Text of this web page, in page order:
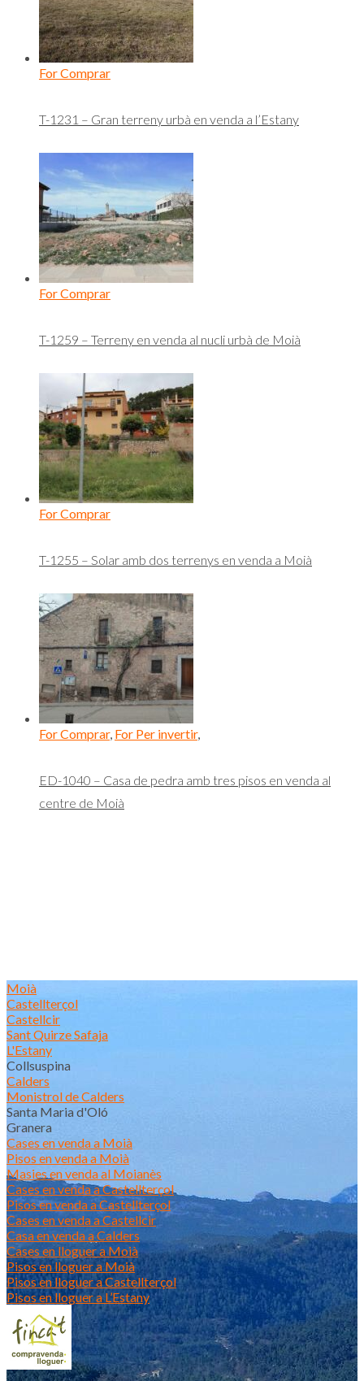
For Comprar
T-1231 – Gran terreny urbà en venda a l’Estany
For Comprar
T-1259 – Terreny en venda al nucli urbà de Moià
For Comprar
T-1255 – Solar amb dos terrenys en venda a Moià
For Comprar, For Per invertir,
ED-1040 – Casa de pedra amb tres pisos en venda al
centre de Moià
Moià
Castellterçol
Castellcir
Sant Quirze Safaja
L'Estany
Collsuspina
Calders
Monistrol de Calders
Santa Maria d'Oló
Granera
Cases en venda a Moià
Pisos en venda a Moià
Masies en venda al Moianès
Cases en venda a Castellterçol
Pisos en venda a Castellterçol
Cases en venda a Castellcir
Casa en venda a Calders
Cases en lloguer a Moià
Pisos en lloguer a Moià
Pisos en lloguer a Castellterçol
Pisos en lloguer a L’Estany